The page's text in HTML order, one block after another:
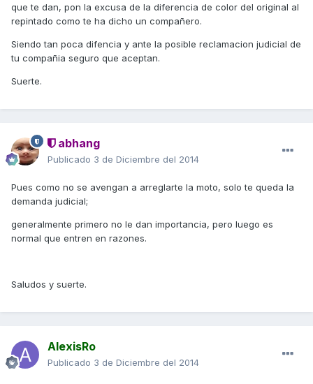
que te dan, pon la excusa de la diferencia de color del original al
repintado como te ha dicho un compañero.
Siendo tan poca difencia y ante la posible reclamacion judicial de
tu compañia seguro que aceptan.
Suerte.
abhang
Publicado 3 de Diciembre del 2014
Pues como no se avengan a arreglarte la moto, solo te queda la
demanda judicial;
generalmente primero no le dan importancia, pero luego es
normal que entren en razones.
Saludos y suerte.
AlexisRo
Publicado 3 de Diciembre del 2014